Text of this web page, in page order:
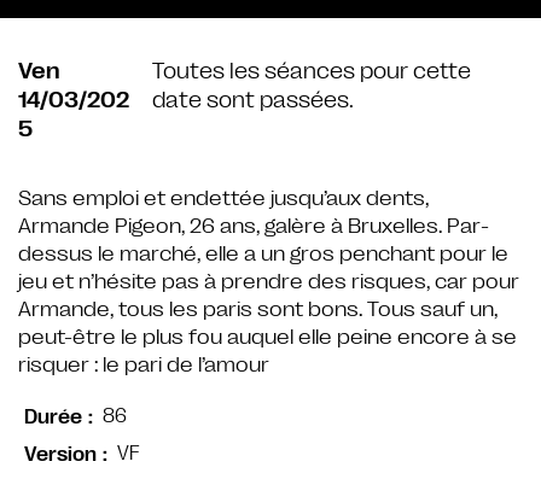
Sans emploi et endettée jusqu’aux dents,
Armande Pigeon, 26 ans, galère à Bruxelles. Par-
dessus le marché, elle a un gros penchant pour le
jeu et n’hésite pas à prendre des risques, car pour
Armande, tous les paris sont bons. Tous sauf un,
peut-être le plus fou auquel elle peine encore à se
risquer : le pari de l’amour
Durée
86
Version
VF
Ven
14/03/202
5
Toutes les séances pour cette
date sont passées.